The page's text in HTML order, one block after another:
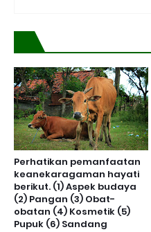
Perhatikan pemanfaatan
keanekaragaman hayati
berikut. (1) Aspek budaya
(2) Pangan (3) Obat-
obatan (4) Kosmetik (5)
Pupuk (6) Sandang